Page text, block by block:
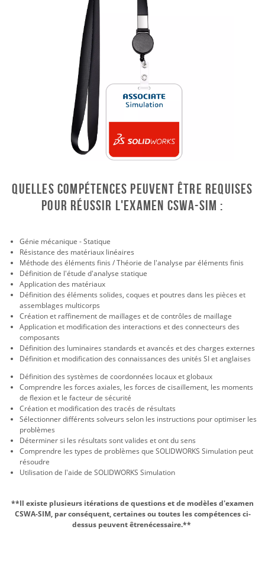
Quelles compétences peuvent être requises
pour réussir l'examen CSWA-Sim :
Génie mécanique - Statique
Résistance des matériaux linéaires
Méthode des éléments finis / Théorie de l'analyse par éléments finis
Définition de l'étude d'analyse statique
Application des matériaux
Définition des éléments solides, coques et poutres dans les pièces et
assemblages multicorps
Création et raffinement de maillages et de contrôles de maillage
Application et modification des interactions et des connecteurs des
composants
Définition des luminaires standards et avancés et des charges externes
Définition et modification des connaissances des unités SI et anglaises
Définition des systèmes de coordonnées locaux et globaux
Comprendre les forces axiales, les forces de cisaillement, les moments
de flexion et le facteur de sécurité
Création et modification des tracés de résultats
Sélectionner différents solveurs selon les instructions pour optimiser les
problèmes
Déterminer si les résultats sont valides et ont du sens
Comprendre les types de problèmes que SOLIDWORKS Simulation peut
résoudre
Utilisation de l'aide de SOLIDWORKS Simulation
**Il existe plusieurs itérations de questions et de modèles d'examen
CSWA-SIM, par conséquent, certaines ou toutes les compétences ci-
dessus peuvent êtrenécessaire.**